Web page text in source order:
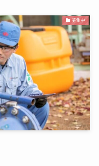
募集中